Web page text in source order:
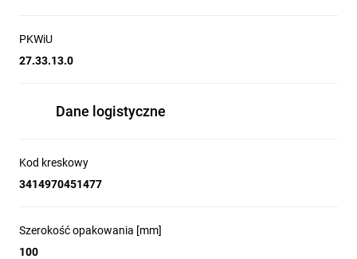
PKWiU
27.33.13.0
Dane logistyczne
Kod kreskowy
3414970451477
Szerokość opakowania [mm]
100